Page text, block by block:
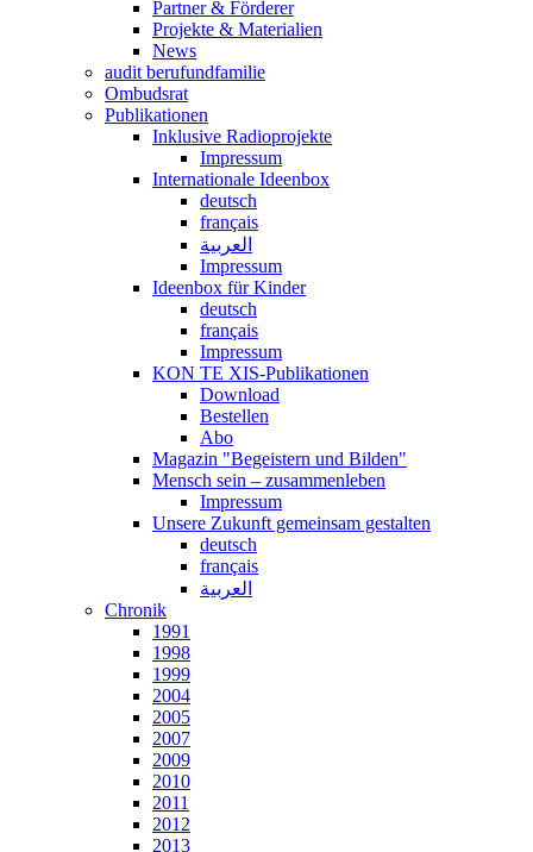
Partner & Förderer
Projekte & Materialien
News
audit berufundfamilie
Ombudsrat
Publikationen
Inklusive Radioprojekte
Impressum
Internationale Ideenbox
deutsch
français
العربية
Impressum
Ideenbox für Kinder
deutsch
français
Impressum
KON TE XIS-Publikationen
Download
Bestellen
Abo
Magazin "Begeistern und Bilden"
Mensch sein – zusammenleben
Impressum
Unsere Zukunft gemeinsam gestalten
deutsch
français
العربية
Chronik
1991
1998
1999
2004
2005
2007
2009
2010
2011
2012
2013